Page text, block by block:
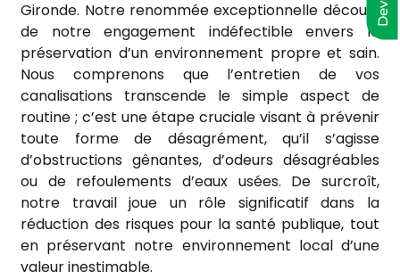
Gironde. Notre renommée exceptionnelle découle
de notre engagement indéfectible envers la
préservation d’un environnement propre et sain.
Nous comprenons que l’entretien de vos
canalisations transcende le simple aspect de
routine ; c’est une étape cruciale visant à prévenir
toute forme de désagrément, qu’il s’agisse
d’obstructions gênantes, d’odeurs désagréables
ou de refoulements d’eaux usées. De surcroît,
notre travail joue un rôle significatif dans la
réduction des risques pour la santé publique, tout
en préservant notre environnement local d’une
valeur inestimable.